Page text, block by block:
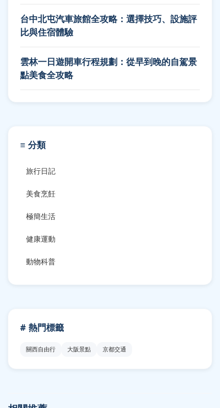
台中北屯汽車旅館全攻略：選擇技巧、設施評
比與住宿體驗
雲林一日遊開車行程規劃：從早到晚的自駕景
點美食全攻略
≡ 分類
旅行日記
美食烹飪
極簡生活
健康運動
動物科普
# 熱門標籤
關西自由行 大阪景點 京都交通